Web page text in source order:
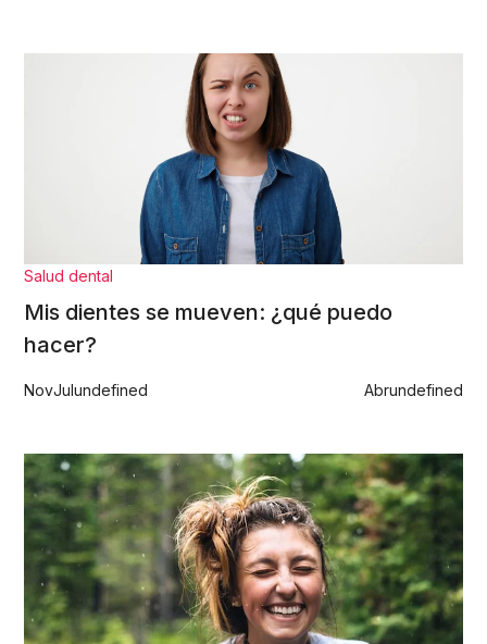
Salud dental
Mis dientes se mueven: ¿qué puedo
hacer?
NovJulundefined Abrundefined